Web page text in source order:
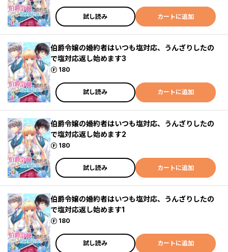
試し読み カートに追加
伯爵令嬢の婚約者はいつも塩対応、うんざりしたの
で塩対応返し始めます3
180
ポイント
試し読み カートに追加
伯爵令嬢の婚約者はいつも塩対応、うんざりしたの
で塩対応返し始めます2
180
ポイント
試し読み カートに追加
伯爵令嬢の婚約者はいつも塩対応、うんざりしたの
で塩対応返し始めます1
180
ポイント
試し読み カートに追加